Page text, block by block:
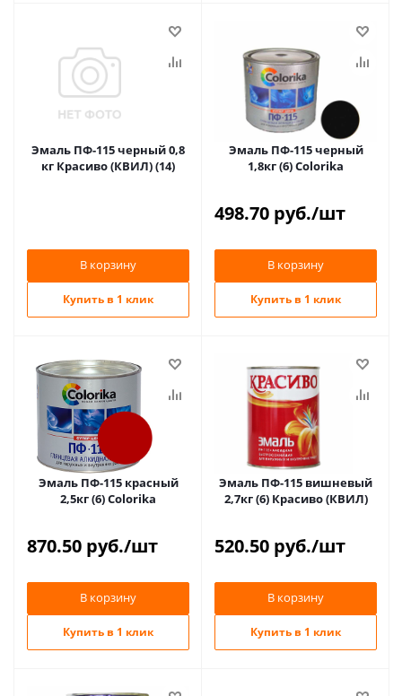
Эмаль ПФ-115 черный 0,8
кг Красиво (КВИЛ) (14)
В корзину
Купить в 1 клик
Эмаль ПФ-115 черный
1,8кг (6) Colorika
498.70 руб./шт
В корзину
Купить в 1 клик
Эмаль ПФ-115 красный
2,5кг (6) Colorika
870.50 руб./шт
В корзину
Купить в 1 клик
Эмаль ПФ-115 вишневый
2,7кг (6) Красиво (КВИЛ)
520.50 руб./шт
В корзину
Купить в 1 клик